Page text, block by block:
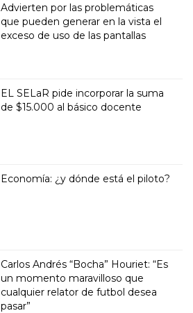
Advierten por las problemáticas
que pueden generar en la vista el
exceso de uso de las pantallas
EL SELaR pide incorporar la suma
de $15.000 al básico docente
Economía: ¿y dónde está el piloto?
Carlos Andrés “Bocha” Houriet: “Es
un momento maravilloso que
cualquier relator de futbol desea
pasar”